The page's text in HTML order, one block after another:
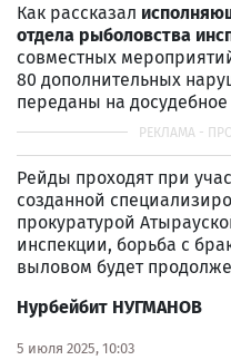
Как рассказал
отдела рыболовства
совместных
80 дополнительных
переданы на
Рейды проходят при
созданной
прокуратурой
инспекции, борьба с
выловом будет
Нурбейбит НУГМАНОВ
5 июля 2025, 10:03